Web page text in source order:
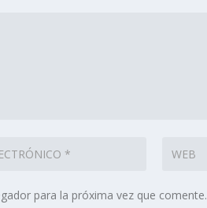
para la próxima vez que comente.